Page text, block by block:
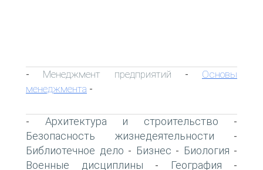
- Менеджмент предприятий - Основы
менеджмента -
- Архитектура и строительство -
Безопасность жизнедеятельности -
Библиотечное дело - Бизнес - Биология -
Военные дисциплины - География -